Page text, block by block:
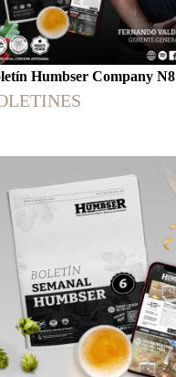
Humbser Company N8